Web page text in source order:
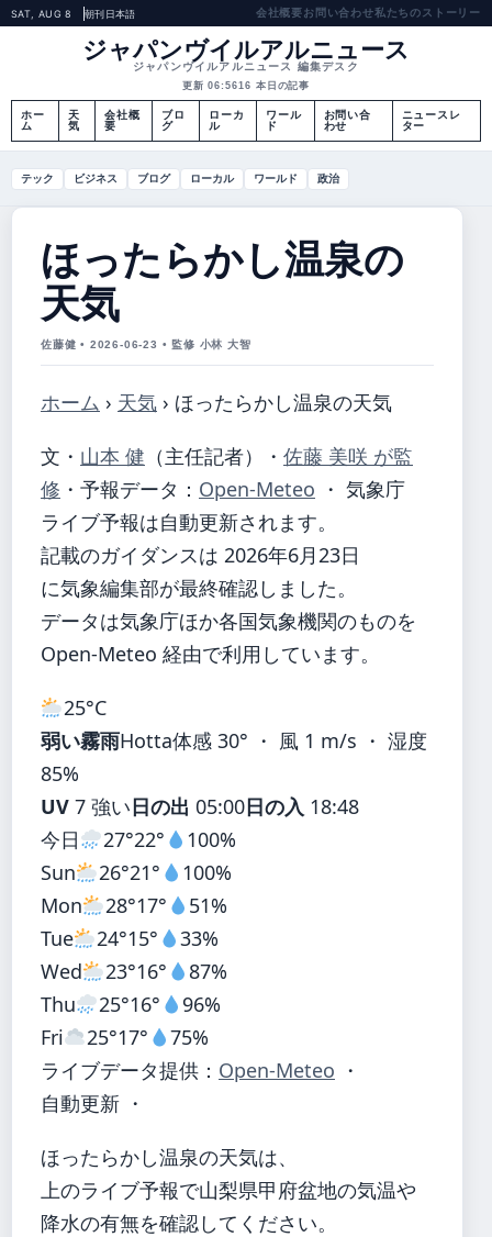
SAT, AUG 8 朝刊日本語 会社概要お問い合わせ私たちのストーリー
ジャパンヴイルアルニュース
ジャパンヴイルアルニュース 編集デスク
更新 06:5616 本日の記事
ホー
ム
天
気
会社概
要
ブロ
グ
ローカ
ル
ワール
ド
お問い合
わせ
ニュースレ
ター
テック ビジネス ブログ ローカル ワールド 政治
ほったらかし温泉の
天気
佐藤健 • 2026-06-23 • 監修 小林 大智
ホーム › 天気 › ほったらかし温泉の天気
文・ 山本 健 （主任記者） ・ 佐藤 美咲 が監
修 ・ 予報データ： Open-Meteo ・ 気象庁
ライブ予報は自動更新されます。
記載のガイダンスは 2026年6月23日
に気象編集部が最終確認しました。
データは気象庁ほか各国気象機関のものを
Open-Meteo 経由で利用しています。
25°C
弱い霧雨Hotta体感 30° ・ 風 1 m/s ・ 湿度
85%
UV 7 強い日の出 05:00日の入 18:48
今日
27°22°
100%
Sun
26°21°
100%
Mon
28°17°
51%
Tue
24°15°
33%
Wed
23°16°
87%
Thu
25°16°
96%
Fri
25°17°
75%
ライブデータ提供： Open-Meteo ・
自動更新 ・
ほったらかし温泉の天気は、
上のライブ予報で山梨県甲府盆地の気温や
降水の有無を確認してください。